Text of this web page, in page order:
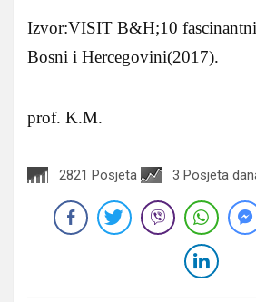
Izvor:VISIT B&H;10
Bosni i Hercegovini(2017).
prof. K.M.
2821 Posjeta 3 Posjeta